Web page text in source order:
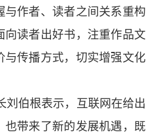
与作者、读者之间关系重构
向读者出好书，注重作品文
与传播方式，切实增强文化
刘伯根表示，互联网在给出
也带来了新的发展机遇，既